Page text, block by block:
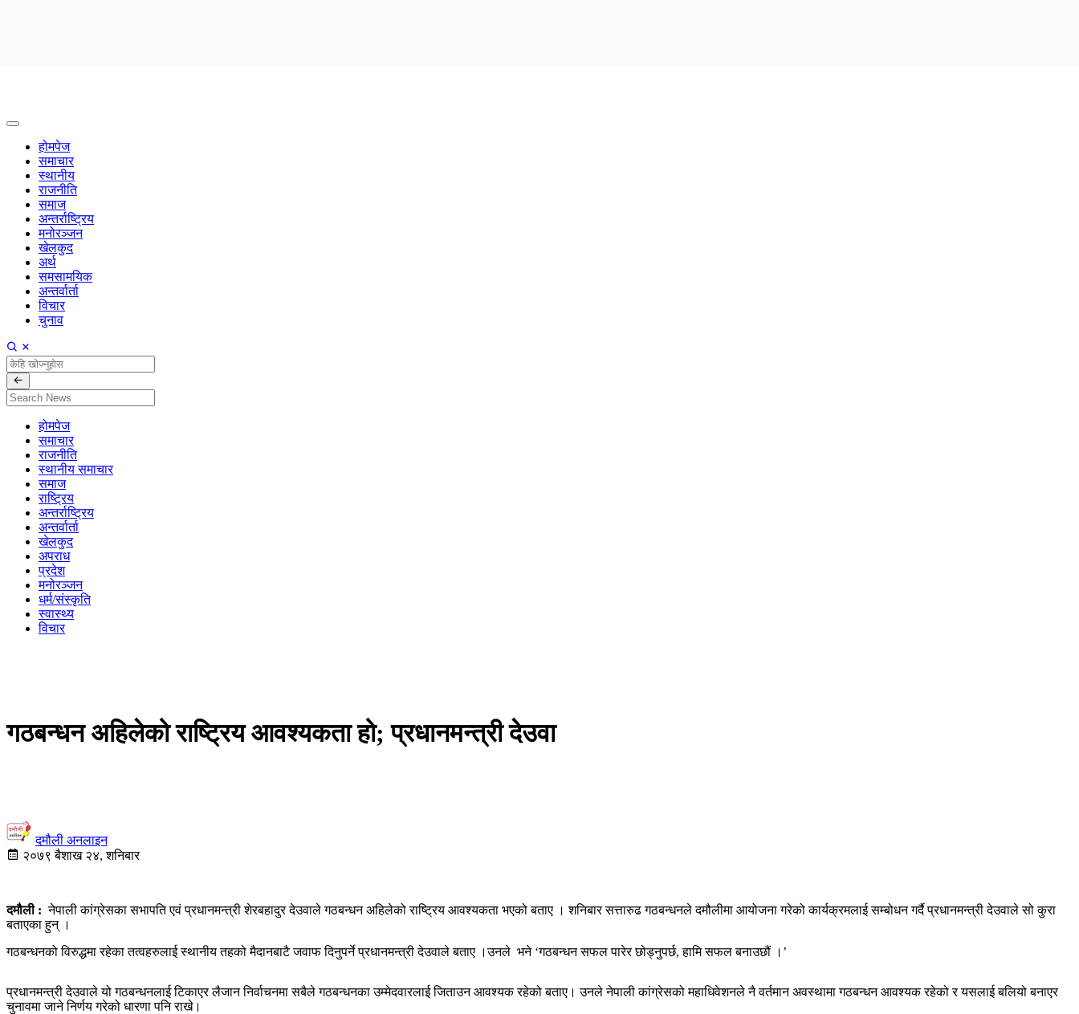
होमपेज
समाचार
स्थानीय
राजनीति
समाज
अन्तर्राष्ट्रिय
मनोरञ्जन
खेलकुद
अर्थ
समसामयिक
अन्तर्वार्ता
विचार
चुनाव
होमपेज
समाचार
राजनीति
स्थानीय समाचार
समाज
राष्ट्रिय
अन्तर्राष्ट्रिय
अन्तर्वार्ता
खेलकुद
अपराध
प्रदेश
मनोरञ्जन
धर्म/संस्कृति
स्वास्थ्य
विचार
गठबन्धन अहिलेको राष्ट्रिय आवश्यकता हो; प्रधानमन्त्री देउवा
दमौली अनलाइन
२०७९ बैशाख २४, शनिबार
दमौली : नेपाली कांग्रेसका सभापति एवं प्रधानमन्त्री शेरबहादुर देउवाले गठबन्धन अहिलेको राष्ट्रिय आवश्यकता भएको बताए । शनिबार सत्तारुढ गठबन्धनले दमौलीमा आयोजना गरेको कार्यक्रमलाई सम्बोधन गर्दै प्रधानमन्त्री देउवाले सो कुरा
बताएका हुन् ।
गठबन्धनको विरुद्धमा रहेका तत्वहरुलाई स्थानीय तहको मैदानबाटै जवाफ दिनुपर्ने प्रधानमन्त्री देउवाले बताए ।उनले भने ‘गठबन्धन सफल पारेर छोड्नुपर्छ, हामि सफल बनाउछौं ।’
प्रधानमन्त्री देउवाले यो गठबन्धनलाई टिकाएर लैजान निर्वाचनमा सबैले गठबन्धनका उम्मेदवारलाई जिताउन आवश्यक रहेको बताए। उनले नेपाली कांग्रेसको महाधिवेशनले नै वर्तमान अवस्थामा गठबन्धन आवश्यक रहेको र यसलाई बलियो बनाएर
चुनावमा जाने निर्णय गरेको धारणा पनि राखे।